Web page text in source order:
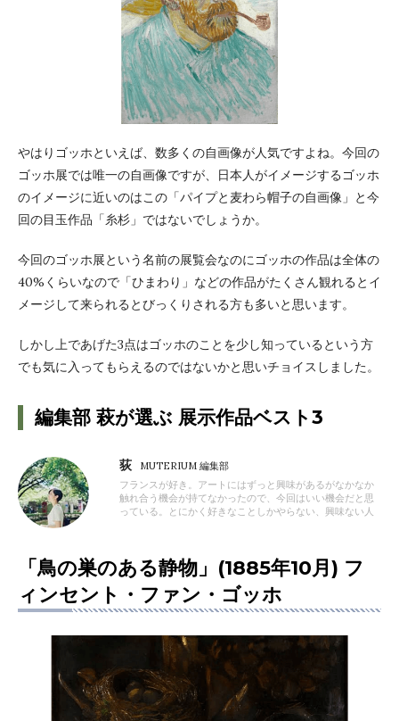
やはりゴッホといえば、数多くの自画像が人気ですよね。今回の
ゴッホ展では唯一の自画像ですが、日本人がイメージするゴッホ
のイメージに近いのはこの「パイプと麦わら帽子の自画像」と今
回の目玉作品「糸杉」ではないでしょうか。
今回のゴッホ展という名前の展覧会なのにゴッホの作品は全体の
40%くらいなので「ひまわり」などの作品がたくさん観れるとイ
メージして来られるとびっくりされる方も多いと思います。
しかし上であげた3点はゴッホのことを少し知っているという方
でも気に入ってもらえるのではないかと思いチョイスしました。
編集部 萩が選ぶ 展示作品ベスト3
荻
MUTERIUM 編集部
フランスが好き。アートにはずっと興味があるがなかなか
触れ合う機会が持てなかったので、今回はいい機会だと思
っている。とにかく好きなことしかやらない、興味ない人
「鳥の巣のある静物」(1885年10月) フ
ィンセント・ファン・ゴッホ